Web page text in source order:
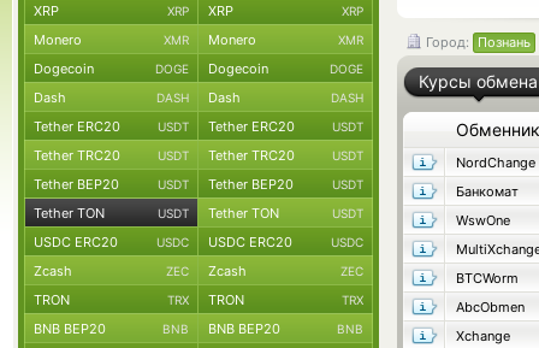
Город: Познань
Курсы обмена
Обменник
NordChange
Банкомат
WswOne
BTCWorm
AbcObmen
Xchange
XRP XRP XRP XRP
Monero XMR Monero XMR
Dogecoin DOGE Dogecoin DOGE
Dash DASH Dash DASH
Tether ERC20 USDT Tether ERC20 USDT
Tether TRC20 USDT Tether TRC20 USDT
Tether BEP20 USDT Tether BEP20 USDT
Tether TON USDT Tether TON USDT
USDC ERC20 USDC USDC ERC20 USDC
Zcash ZEC Zcash ZEC
TRON TRX TRON TRX
BNB BEP20 BNB BNB BEP20 BNB